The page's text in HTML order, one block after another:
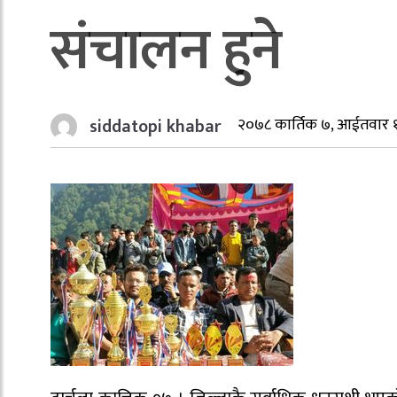
संचालन हुने
siddatopi khabar २०७८ कार्तिक ७, आईतवार